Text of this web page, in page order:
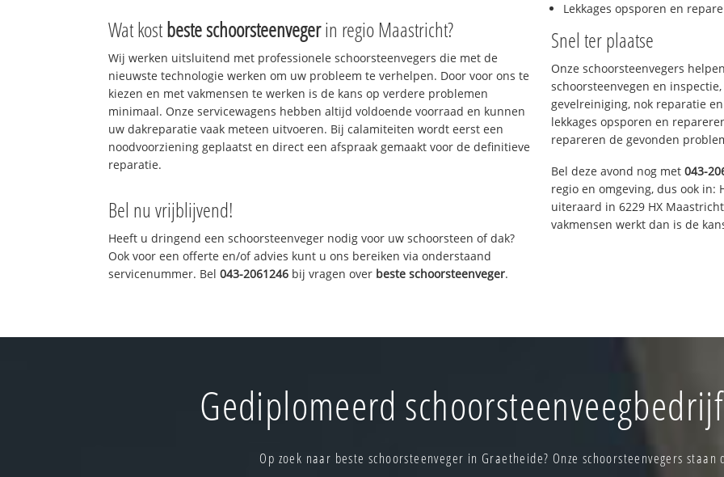
Wat kostbeste schoorsteenvegerin regio Maastricht?
Wij werken uitsluitend met professionele schoorsteenvegers die met de
nieuwste technologie werken om uw probleem te verhelpen. Door voor ons te
kiezen en met vakmensen te werken is de kans op verdere problemen
minimaal. Onze servicewagens hebben altijd voldoende voorraad en kunnen
uw dakreparatie vaak meteen uitvoeren. Bij calamiteiten wordt eerst een
noodvoorziening geplaatst en direct een afspraak gemaakt voor de definitieve
reparatie.
Bel nu vrijblijvend!
Heeft u dringend een schoorsteenveger nodig voor uw schoorsteen of dak?
Ook voor een offerte en/of advies kunt u ons bereiken via onderstaand
servicenummer. Bel043-2061246 bij vragen over beste schoorsteenveger.
Lekkages opsporen en
Snel ter plaatse
Onze schoorsteenvegers
schoorsteenvegen en
gevelreiniging, nok reparatie
lekkages opsporen en
repareren de gevonden
Bel deze avond nog met 043-
regio en omgeving, dus ook in:
uiteraard in 6229 HX
vakmensen werkt dan is de
Gediplomeerd
Op zoek naar beste schoorsteenveger in Graetheide? Onze schoorsteenvegers